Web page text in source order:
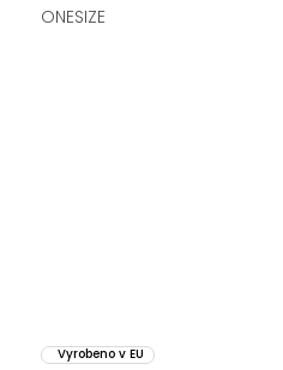
ONESIZE
Vyrobeno v EU